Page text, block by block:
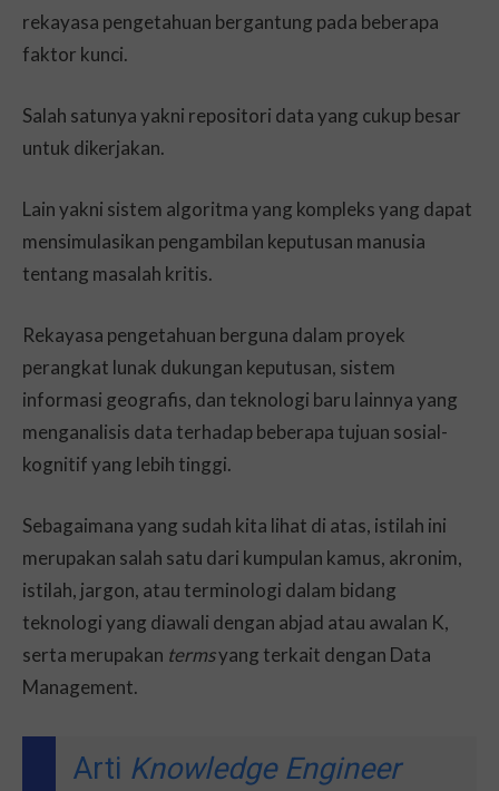
rekayasa pengetahuan bergantung pada beberapa
faktor kunci.
Salah satunya yakni repositori data yang cukup besar
untuk dikerjakan.
Lain yakni sistem algoritma yang kompleks yang dapat
mensimulasikan pengambilan keputusan manusia
tentang masalah kritis.
Rekayasa pengetahuan berguna dalam proyek
perangkat lunak dukungan keputusan, sistem
informasi geografis, dan teknologi baru lainnya yang
menganalisis data terhadap beberapa tujuan sosial-
kognitif yang lebih tinggi.
Sebagaimana yang sudah kita lihat di atas, istilah ini
merupakan salah satu dari kumpulan kamus, akronim,
istilah, jargon, atau terminologi dalam bidang
teknologi yang diawali dengan abjad atau awalan K,
serta merupakan termsyang terkait dengan Data
Management.
Arti Knowledge Engineer